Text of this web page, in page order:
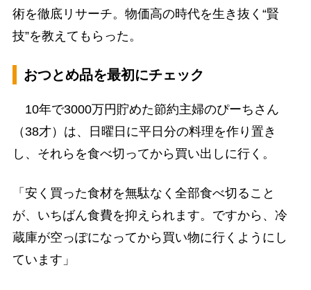
術を徹底リサーチ。物価高の時代を生き抜く“賢
技”を教えてもらった。
おつとめ品を最初にチェック
10年で3000万円貯めた節約主婦のぴーちさん
（38才）は、日曜日に平日分の料理を作り置き
し、それらを食べ切ってから買い出しに行く。
「安く買った食材を無駄なく全部食べ切ること
が、いちばん食費を抑えられます。ですから、冷
蔵庫が空っぽになってから買い物に行くようにし
ています」